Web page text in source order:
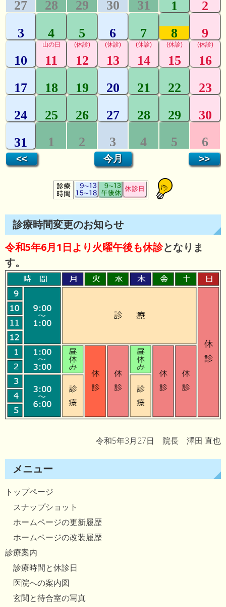
診療時間変更のお知らせ
令和5年6月1日より火曜午後も休診となりま
す。
令和5年3月27日 院長 澤田 直也
メニュー
トップページ
スナップショット
ホームページの更新履歴
ホームページの改装履歴
診療案内
診療時間と休診日
医院への案内図
玄関と待合室の写真